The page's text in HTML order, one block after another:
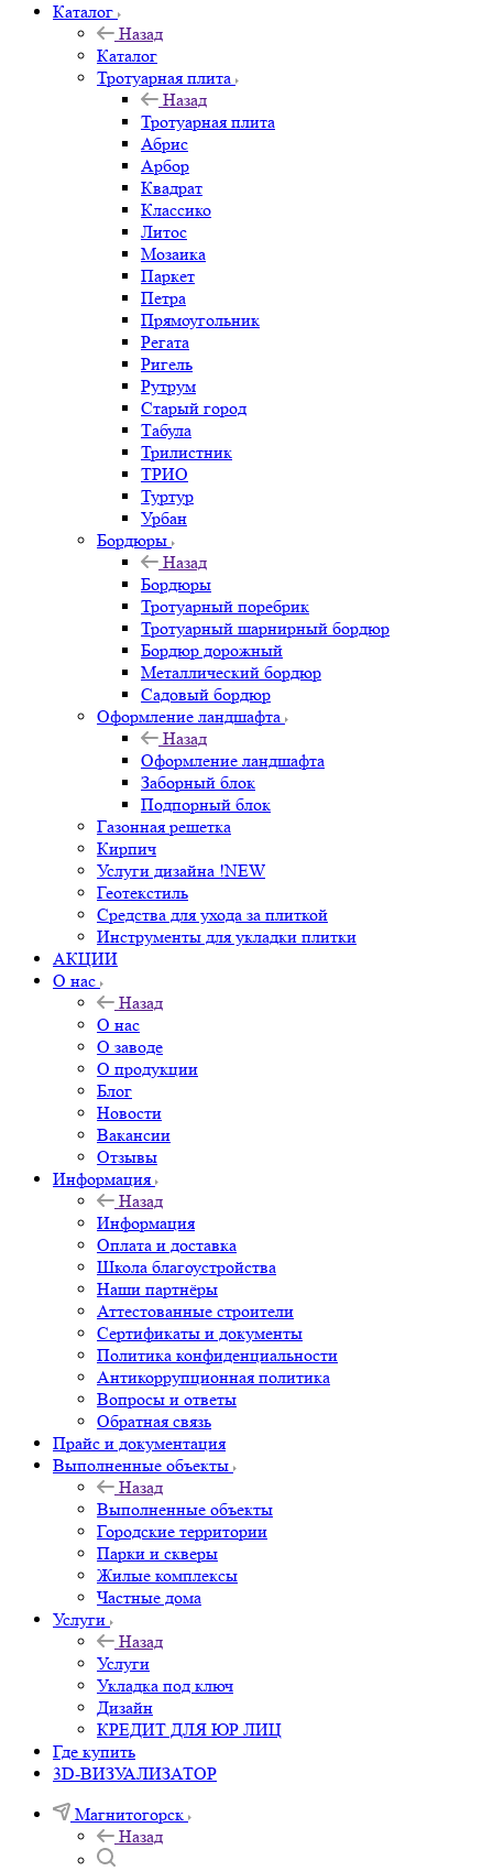
Каталог
Назад
Каталог
Тротуарная плита
Назад
Тротуарная плита
Абрис
Арбор
Квадрат
Классико
Литос
Мозаика
Паркет
Петра
Прямоугольник
Регата
Ригель
Рутрум
Старый город
Табула
Трилистник
ТРИО
Туртур
Урбан
Бордюры
Назад
Бордюры
Тротуарный поребрик
Тротуарный шарнирный бордюр
Бордюр дорожный
Металлический бордюр
Садовый бордюр
Оформление ландшафта
Назад
Оформление ландшафта
Заборный блок
Подпорный блок
Газонная решетка
Кирпич
Услуги дизайна !NEW
Геотекстиль
Средства для ухода за плиткой
Инструменты для укладки плитки
АКЦИИ
О нас
Назад
О нас
О заводе
О продукции
Блог
Новости
Вакансии
Отзывы
Информация
Назад
Информация
Оплата и доставка
Школа благоустройства
Наши партнёры
Аттестованные строители
Сертификаты и документы
Политика конфиденциальности
Антикоррупционная политика
Вопросы и ответы
Обратная связь
Прайс и документация
Выполненные объекты
Назад
Выполненные объекты
Городские территории
Парки и скверы
Жилые комплексы
Частные дома
Услуги
Назад
Услуги
Укладка под ключ
Дизайн
КРЕДИТ ДЛЯ ЮР ЛИЦ
Где купить
3D-ВИЗУАЛИЗАТОР
Магнитогорск
Назад